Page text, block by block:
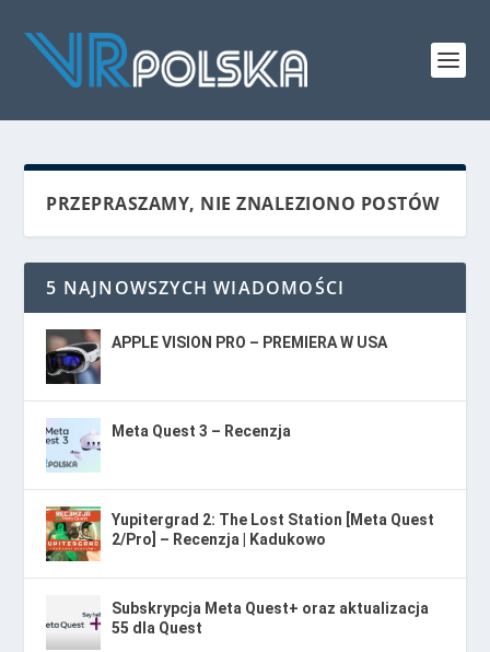
PRZEPRASZAMY, NIE ZNALEZIONO POSTÓW
5 NAJNOWSZYCH WIADOMOŚCI
APPLE VISION PRO – PREMIERA W USA
Meta Quest 3 – Recenzja
Yupitergrad 2: The Lost Station [Meta Quest
2/Pro] – Recenzja | Kadukowo
Subskrypcja Meta Quest+ oraz aktualizacja
55 dla Quest